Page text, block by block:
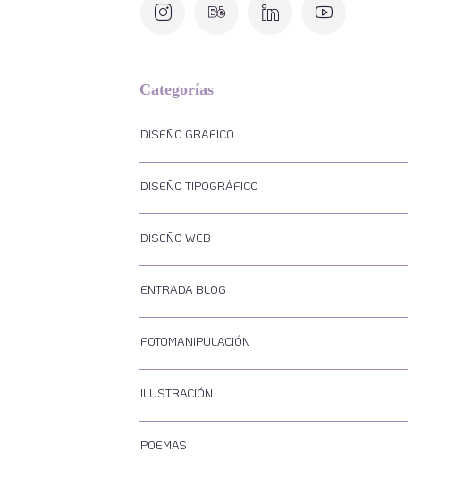
Categorías
DISEÑO GRAFICO
DISEÑO TIPOGRÁFICO
DISEÑO WEB
ENTRADA BLOG
FOTOMANIPULACIÓN
ILUSTRACIÓN
POEMAS